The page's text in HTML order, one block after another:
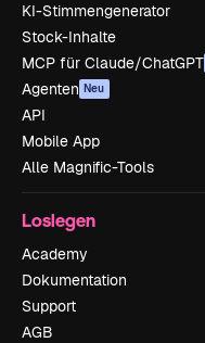
KI-Stimmengenerator
Stock-Inhalte
MCP für Claude/ChatGPT
Agenten Neu
API
Mobile App
Alle Magnific-Tools
Loslegen
Academy
Dokumentation
Support
AGB